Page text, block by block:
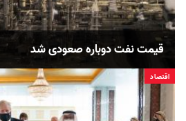
قیمت نفت دوباره صعودی شد
اقتصاد